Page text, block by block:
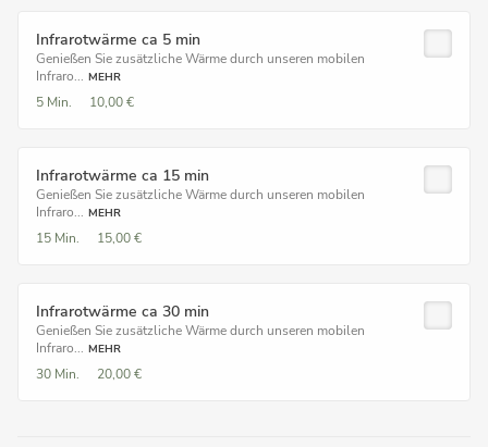
Infrarotwärme ca 5 min
Genießen Sie zusätzliche Wärme durch unseren mobilen
Infraro... MEHR
5 Min. 10,00 €
Infrarotwärme ca 15 min
Genießen Sie zusätzliche Wärme durch unseren mobilen
Infraro... MEHR
15 Min. 15,00 €
Infrarotwärme ca 30 min
Genießen Sie zusätzliche Wärme durch unseren mobilen
Infraro... MEHR
30 Min. 20,00 €